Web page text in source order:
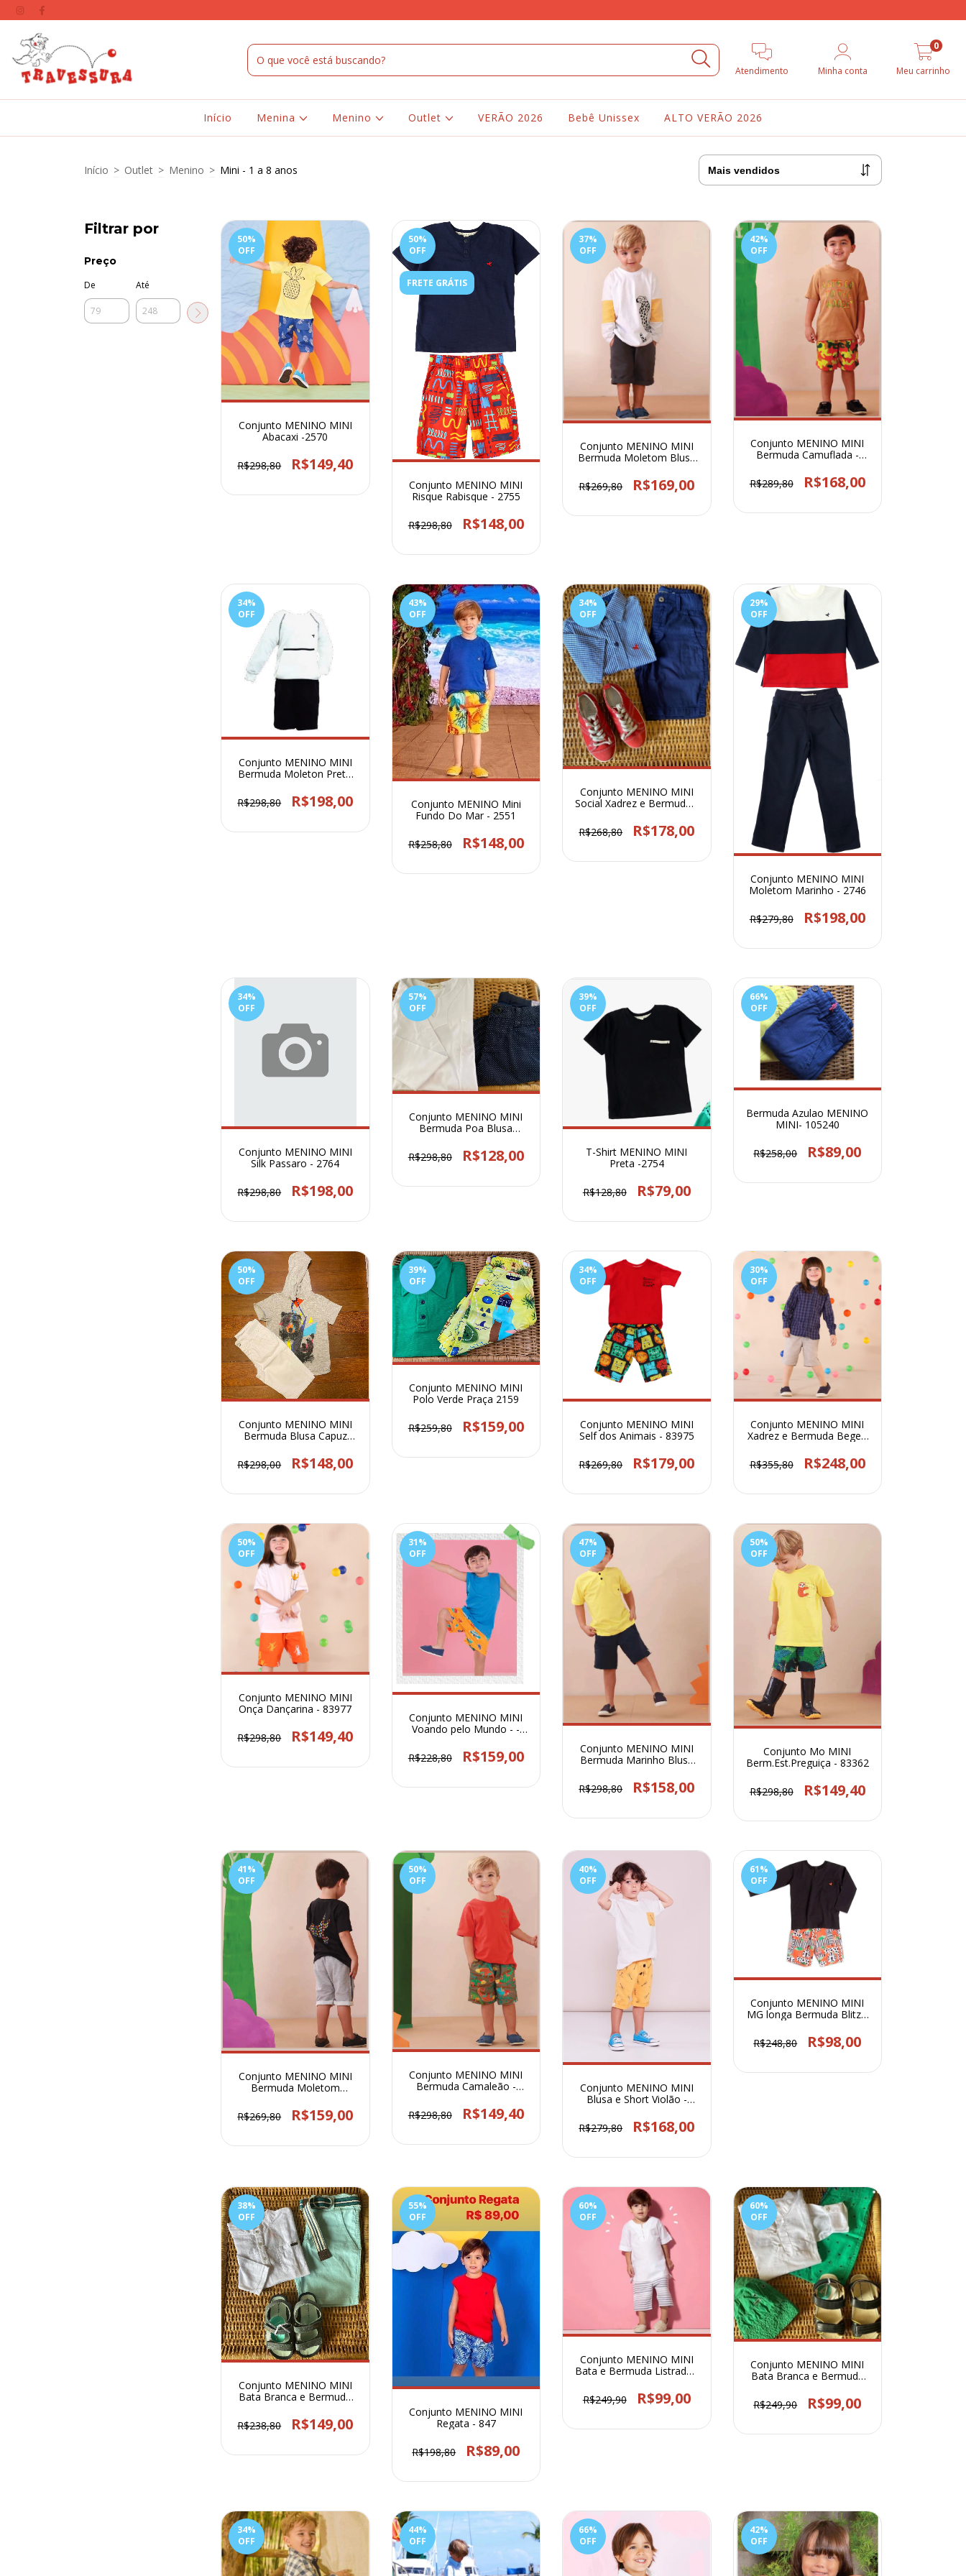
Atendimento Minha conta Meu carrinho
0
Início Menina Menino Outlet VERÃO 2026 Bebê Unissex ALTO VERÃO 2026
Início > Outlet > Menino > Mini - 1 a 8 anos
Filtrar por
Preço
De Até
50%
OFF
Conjunto MENINO MINI
Abacaxi -2570
R$298,80 R$149,40
50%
OFF
FRETE GRÁTIS
Conjunto MENINO MINI
Risque Rabisque - 2755
R$298,80 R$148,00
37%
OFF
Conjunto MENINO MINI
Bermuda Moletom Blusa
R$269,80
R$169,00
42%
OFF
Conjunto MENINO MINI
Bermuda Camuflada -
R$289,80
R$168,00
34%
OFF
Conjunto MENINO MINI
Bermuda Moleton Preto
R$298,80
R$198,00
43%
OFF
Conjunto MENINO Mini
Fundo Do Mar - 2551
R$258,80 R$148,00
34%
OFF
Conjunto MENINO MINI
Social Xadrez e Bermuda -
R$268,80
R$178,00
29%
OFF
Conjunto MENINO MINI
Moletom Marinho - 2746
R$279,80 R$198,00
34%
OFF
Conjunto MENINO MINI
Silk Passaro - 2764
R$298,80 R$198,00
57%
OFF
Conjunto MENINO MINI
Bermuda Poa Blusa
R$298,80
R$128,00
39%
OFF
T-Shirt MENINO MINI
Preta -2754
R$128,80 R$79,00
66%
OFF
Bermuda Azulao MENINO
MINI- 105240
R$258,00 R$89,00
50%
OFF
Conjunto MENINO MINI
Bermuda Blusa Capuz
R$298,00
R$148,00
39%
OFF
Conjunto MENINO MINI
Polo Verde Praça 2159
R$259,80 R$159,00
34%
OFF
Conjunto MENINO MINI
Self dos Animais - 83975
R$269,80 R$179,00
30%
OFF
Conjunto MENINO MINI
Xadrez e Bermuda Bege -
R$355,80
R$248,00
50%
OFF
Conjunto MENINO MINI
Onça Dançarina - 83977
R$298,80 R$149,40
31%
OFF
Conjunto MENINO MINI
Voando pelo Mundo - -
R$228,80
R$159,00
47%
OFF
Conjunto MENINO MINI
Bermuda Marinho Blusa
R$298,80
R$158,00
50%
OFF
Conjunto Mo MINI
Berm.Est.Preguiça - 83362
R$298,80 R$149,40
41%
OFF
Conjunto MENINO MINI
Bermuda Moletom
R$269,80
R$159,00
50%
OFF
Conjunto MENINO MINI
Bermuda Camaleão -
R$298,80
R$149,40
40%
OFF
Conjunto MENINO MINI
Blusa e Short Violão -
R$279,80
R$168,00
61%
OFF
Conjunto MENINO MINI
MG longa Bermuda Blitz -
R$248,80
R$98,00
38%
OFF
Conjunto MENINO MINI
Bata Branca e Bermuda
R$238,80
R$149,00
55%
OFF
Conjunto MENINO MINI
Regata - 847
R$198,80 R$89,00
60%
OFF
Conjunto MENINO MINI
Bata e Bermuda Listrada -
R$249,90
R$99,00
60%
OFF
Conjunto MENINO MINI
Bata Branca e Bermuda
R$249,90
R$99,00
34%
OFF
44%
OFF
66%
OFF
42%
OFF